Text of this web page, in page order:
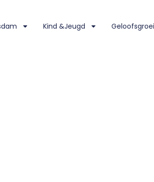
Kind &Jeugd Geloofsgroei